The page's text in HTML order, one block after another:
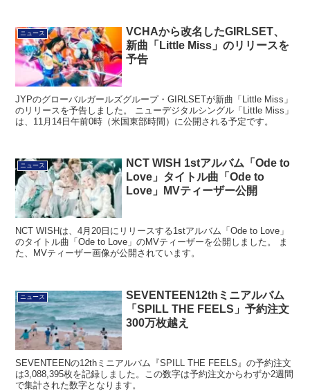
ニュース
VCHAから改名したGIRLSET、
新曲「Little Miss」のリリースを
予告
JYPのグローバルガールズグループ・GIRLSETが新曲「Little Miss」
のリリースを予告しました。 ニューデジタルシングル「Little Miss」
は、11月14日午前0時（米国東部時間）に公開される予定です。
ニュース
NCT WISH 1stアルバム「Ode to
Love」タイトル曲「Ode to
Love」MVティーザー公開
NCT WISHは、4月20日にリリースする1stアルバム「Ode to Love」
のタイトル曲「Ode to Love」のMVティーザーを公開しました。 ま
た、MVティーザー画像が公開されています。
ニュース
SEVENTEEN12thミニアルバム
「SPILL THE FEELS」予約注文
300万枚越え
SEVENTEENの12thミニアルバム『SPILL THE FEELS』の予約注文
は3,088,395枚を記録しました。この数字は予約注文からわずか2週間
で集計された数字となります。